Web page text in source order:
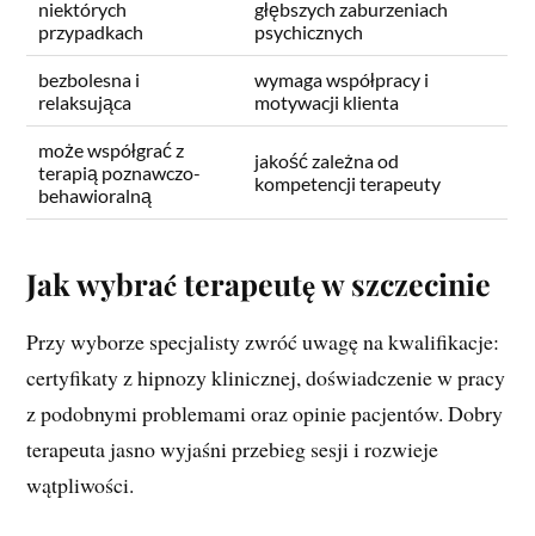
niektórych
przypadkach
głębszych zaburzeniach
psychicznych
bezbolesna i
relaksująca
wymaga współpracy i
motywacji klienta
może współgrać z
terapią poznawczo-
behawioralną
jakość zależna od
kompetencji terapeuty
Jak wybrać terapeutę w szczecinie
Przy wyborze specjalisty zwróć uwagę na kwalifikacje:
certyfikaty z hipnozy klinicznej, doświadczenie w pracy
z podobnymi problemami oraz opinie pacjentów. Dobry
terapeuta jasno wyjaśni przebieg sesji i rozwieje
wątpliwości.